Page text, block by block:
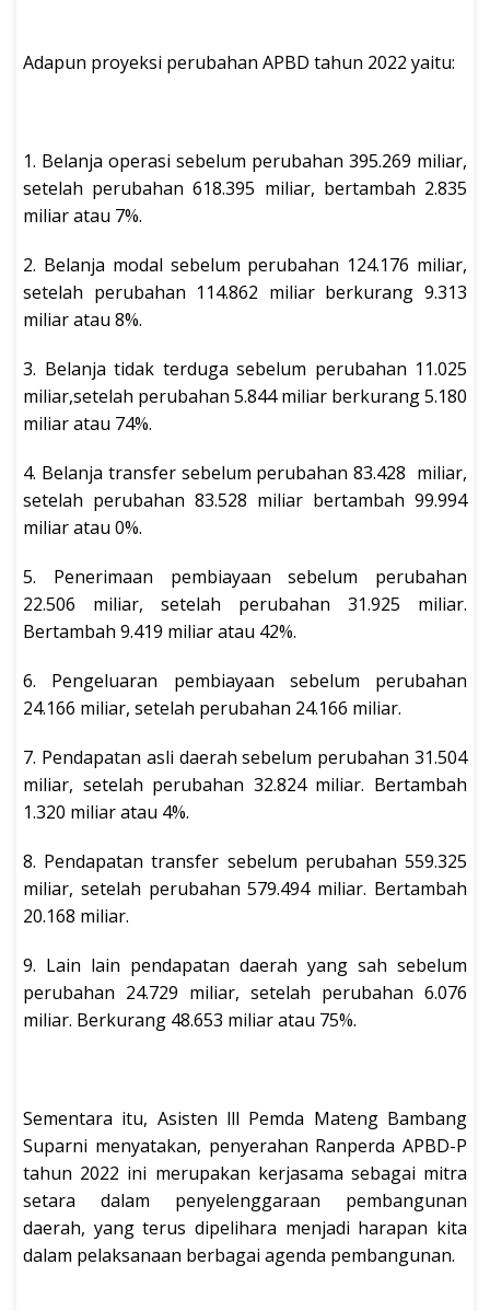
Adapun proyeksi perubahan APBD tahun 2022 yaitu:
1. Belanja operasi sebelum perubahan 395.269 miliar,
setelah perubahan 618.395 miliar, bertambah 2.835
miliar atau 7%.
2. Belanja modal sebelum perubahan 124.176 miliar,
setelah perubahan 114.862 miliar berkurang 9.313
miliar atau 8%.
3. Belanja tidak terduga sebelum perubahan 11.025
miliar,setelah perubahan 5.844 miliar berkurang 5.180
miliar atau 74%.
4. Belanja transfer sebelum perubahan 83.428 miliar,
setelah perubahan 83.528 miliar bertambah 99.994
miliar atau 0%.
5. Penerimaan pembiayaan sebelum perubahan
22.506 miliar, setelah perubahan 31.925 miliar.
Bertambah 9.419 miliar atau 42%.
6. Pengeluaran pembiayaan sebelum perubahan
24.166 miliar, setelah perubahan 24.166 miliar.
7. Pendapatan asli daerah sebelum perubahan 31.504
miliar, setelah perubahan 32.824 miliar. Bertambah
1.320 miliar atau 4%.
8. Pendapatan transfer sebelum perubahan 559.325
miliar, setelah perubahan 579.494 miliar. Bertambah
20.168 miliar.
9. Lain lain pendapatan daerah yang sah sebelum
perubahan 24.729 miliar, setelah perubahan 6.076
miliar. Berkurang 48.653 miliar atau 75%.
Sementara itu, Asisten lll Pemda Mateng Bambang
Suparni menyatakan, penyerahan Ranperda APBD-P
tahun 2022 ini merupakan kerjasama sebagai mitra
setara dalam penyelenggaraan pembangunan
daerah, yang terus dipelihara menjadi harapan kita
dalam pelaksanaan berbagai agenda pembangunan.